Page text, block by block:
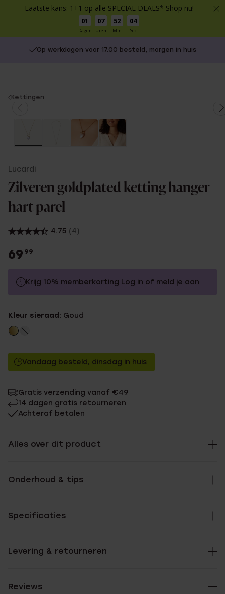
Laatste kans: 1+1 op alle SPECIAL DEALS* Shop nu!
01
Dagen
07
Uren
52
Min
04
Sec
Op werkdagen voor 17.00 besteld, morgen in huis
You
Kettingen
Lucardi
Zilveren goldplated ketting hanger
hart parel
4.75 (4)
69 99
Krijg 10% memberkorting Log in of meld je aan
Zonder memberkorting
Kleur sieraad: Goud
Vandaag besteld, dinsdag in huis
Gratis verzending vanaf €49
14 dagen gratis retourneren
Achteraf betalen
Alles over dit product
Onderhoud & tips
Specificaties
Levering & retourneren
Reviews